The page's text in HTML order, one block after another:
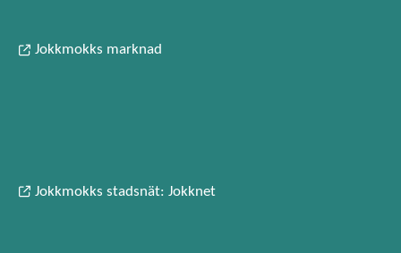
Jokkmokks marknad
Jokkmokks stadsnät: Jokknet